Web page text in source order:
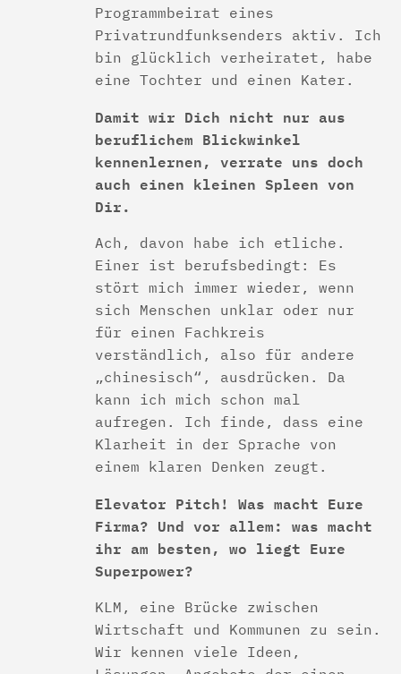
Programmbeirat eines
Privatrundfunksenders aktiv. Ich
bin glücklich verheiratet, habe
eine Tochter und einen Kater.
Damit wir Dich nicht nur aus
beruflichem Blickwinkel
kennenlernen, verrate uns doch
auch einen kleinen Spleen von
Dir.
Ach, davon habe ich etliche.
Einer ist berufsbedingt: Es
stört mich immer wieder, wenn
sich Menschen unklar oder nur
für einen Fachkreis
verständlich, also für andere
„chinesisch“, ausdrücken. Da
kann ich mich schon mal
aufregen. Ich finde, dass eine
Klarheit in der Sprache von
einem klaren Denken zeugt.
Elevator Pitch! Was macht Eure
Firma? Und vor allem: was macht
ihr am besten, wo liegt Eure
Superpower?
KLM, eine Brücke zwischen
Wirtschaft und Kommunen zu sein.
Wir kennen viele Ideen,